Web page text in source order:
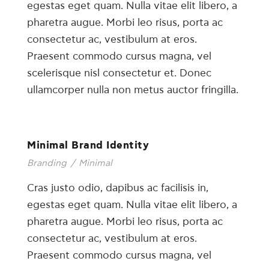
egestas eget quam. Nulla vitae elit libero, a
pharetra augue. Morbi leo risus, porta ac
consectetur ac, vestibulum at eros.
Praesent commodo cursus magna, vel
scelerisque nisl consectetur et. Donec
ullamcorper nulla non metus auctor fringilla.
Minimal Brand Identity
Branding / Minimal
Cras justo odio, dapibus ac facilisis in,
egestas eget quam. Nulla vitae elit libero, a
pharetra augue. Morbi leo risus, porta ac
consectetur ac, vestibulum at eros.
Praesent commodo cursus magna, vel